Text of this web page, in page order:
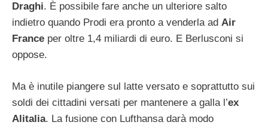
Draghi. È possibile fare anche un ulteriore salto
indietro quando Prodi era pronto a venderla ad Air
France per oltre 1,4 miliardi di euro. E Berlusconi si
oppose.
Ma è inutile piangere sul latte versato e soprattutto sui
soldi dei cittadini versati per mantenere a galla l’ex
Alitalia. La fusione con Lufthansa darà modo